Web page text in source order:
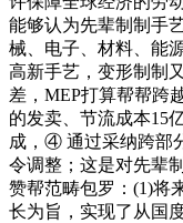
能够认为先辈制制手
械、电子、材料、能
高新手艺，变形制制
差，MEP打算帮帮跨
的发卖、节流成本15
成，④ 通过采纳跨部
令调整；这是对先辈
赞帮范畴包罗：(1)将
长为旨，实现了从国